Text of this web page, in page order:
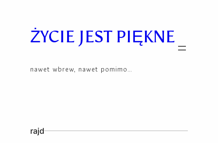
contentŻYCIE JEST PIĘKNE
nawet wbrew, nawet pomimo…
rajd